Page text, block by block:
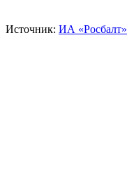
Источник: ИА «Росбалт»